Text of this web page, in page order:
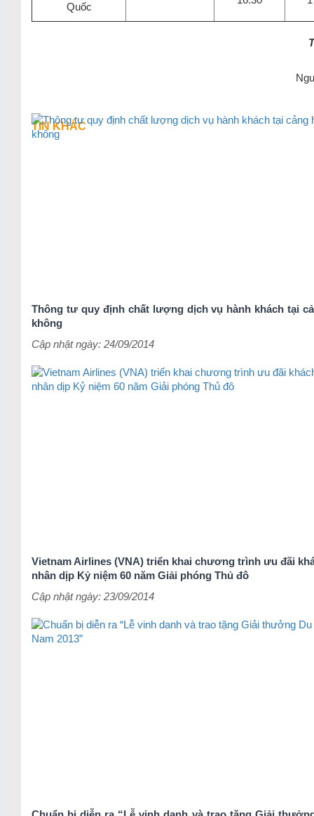
Quốc
TIN KHÁC
Thông tư quy định chất lượng dịch vụ hành khách tại
không
Cập nhật ngày: 24/09/2014
Vietnam Airlines (VNA) triển khai chương trình ưu đãi
nhân dịp Kỷ niệm 60 năm Giải phóng Thủ đô
Cập nhật ngày: 23/09/2014